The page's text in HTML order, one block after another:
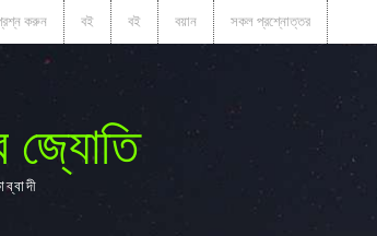
করুন বই বই বয়ান সকল প্রশ্নোত্তর
জ্যোতি